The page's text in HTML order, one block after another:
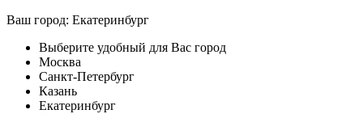
Ваш город: Екатеринбург
Выберите удобный для Вас город
Москва
Санкт-Петербург
Казань
Екатеринбург